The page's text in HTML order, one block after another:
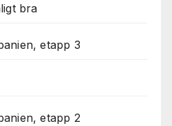
bra
etapp 3
etapp 2